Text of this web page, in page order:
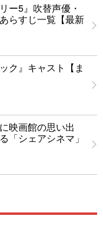
ー5』吹替声優・
らすじ一覧【最新
ク』キャスト【ま
映画館の思い出
「シェアシネマ」